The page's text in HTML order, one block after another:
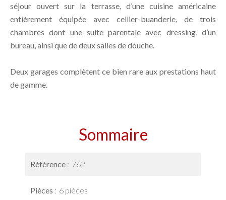
séjour ouvert sur la terrasse, d’une cuisine américaine
entièrement équipée avec cellier-buanderie, de trois
chambres dont une suite parentale avec dressing, d’un
bureau, ainsi que de deux salles de douche.
Deux garages complètent ce bien rare aux prestations haut
de gamme.
Sommaire
Référence 762
Pièces 6 pièces